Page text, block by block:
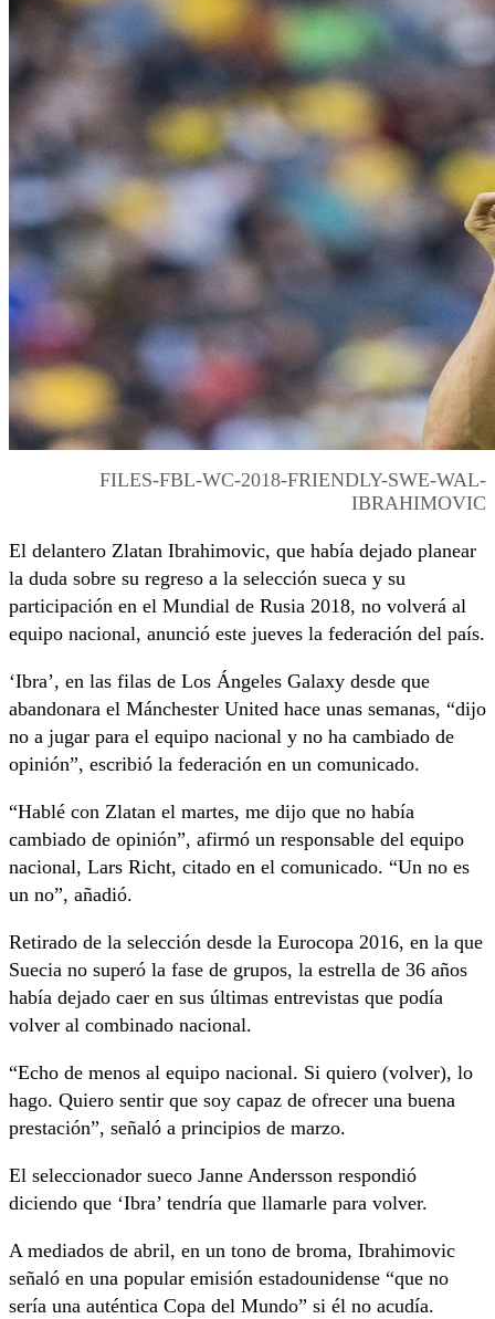
FILES-FBL-WC-2018-FRIENDLY-SWE-WAL-
IBRAHIMOVIC
El delantero Zlatan Ibrahimovic, que había dejado planear
la duda sobre su regreso a la selección sueca y su
participación en el Mundial de Rusia 2018, no volverá al
equipo nacional, anunció este jueves la federación del país.
‘Ibra’, en las filas de Los Ángeles Galaxy desde que
abandonara el Mánchester United hace unas semanas, “dijo
no a jugar para el equipo nacional y no ha cambiado de
opinión”, escribió la federación en un comunicado.
“Hablé con Zlatan el martes, me dijo que no había
cambiado de opinión”, afirmó un responsable del equipo
nacional, Lars Richt, citado en el comunicado. “Un no es
un no”, añadió.
Retirado de la selección desde la Eurocopa 2016, en la que
Suecia no superó la fase de grupos, la estrella de 36 años
había dejado caer en sus últimas entrevistas que podía
volver al combinado nacional.
“Echo de menos al equipo nacional. Si quiero (volver), lo
hago. Quiero sentir que soy capaz de ofrecer una buena
prestación”, señaló a principios de marzo.
El seleccionador sueco Janne Andersson respondió
diciendo que ‘Ibra’ tendría que llamarle para volver.
A mediados de abril, en un tono de broma, Ibrahimovic
señaló en una popular emisión estadounidense “que no
sería una auténtica Copa del Mundo” si él no acudía.